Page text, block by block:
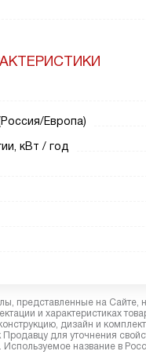
Европа)
кВт / год
представленные на Сайте,
и характеристиках
дизайн и
Продавцу для уточнения
Используемое название в